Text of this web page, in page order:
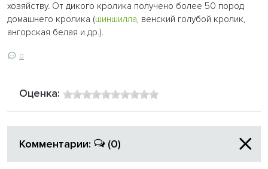
хозяйству. От дикого кролика получено более 50 пород
домашнего кролика (шиншилла, венский голубой кролик,
ангорская белая и др.).
0
Оценка:
Комментарии: (0)